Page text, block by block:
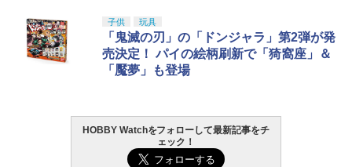
子供 玩具
「鬼滅の刃」の「ドンジャラ」第2弾が発
売決定！ パイの絵柄刷新で「猗窩座」＆
「魘夢」も登場
HOBBY Watchをフォローして最新記事をチ
ェック！